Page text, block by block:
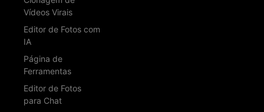
Vídeos Virais
Editor de Fotos com
IA
Página de
Ferramentas
Editor de Fotos
para Chat